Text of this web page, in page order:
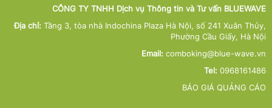
CÔNG TY TNHH Dịch vụ Thông tin và Tư vấn BLUEWAVE
Địa chỉ: Tầng 3, tòa nhà Indochina Plaza Hà Nội, số 241 Xuân Thủy,
Phường Cầu Giấy, Hà Nội
Email: comboking@blue-wave.vn
Tel: 0968161486
BÁO GIÁ QUẢNG CÁO